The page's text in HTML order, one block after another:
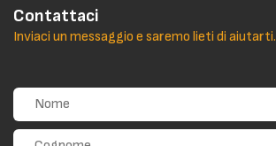
Contattaci
Inviaci un messaggio e saremo lieti di aiutarti.